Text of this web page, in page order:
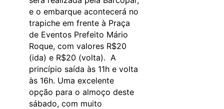
e o embarque acontecerá no
trapiche em frente à Praça
de Eventos Prefeito Mário
Roque, com valores R$20
(ida) e R$20 (volta). A
princípio saída às 11h e volta
às 16h. Uma excelente
opção para o almoço deste
sábado, com muito